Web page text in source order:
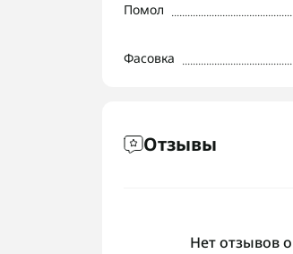
Помол
Фасовка
Отзывы
Нет отзывов